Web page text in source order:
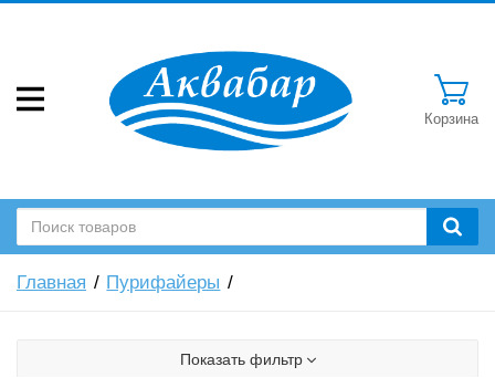
Корзина
Главная Пурифайеры
Показать фильтр